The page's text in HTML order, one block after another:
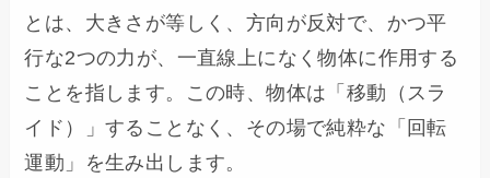
とは、大きさが等しく、方向が反対で、かつ平
行な2つの力が、一直線上になく物体に作用する
ことを指します。この時、物体は「移動（スラ
イド）」することなく、その場で純粋な「回転
運動」を生み出します。